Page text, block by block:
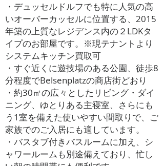
・デュッセルドルフでも特に人気の高
いオーバーカッセルに位置する、2015
年築の上質なレジデンス内の２LDKタ
イプのお部屋です。※現テナントより
システムキッチン買取可
・すぐ近くに遊技場のある公園、徒歩8
分程度でBelsenplatzの商店街どおり
・約30㎡の広々としたリビング・ダイ
ニング、ゆとりある主寝室、さらにも
う1室を備えた使いやすい間取りで、ご
家族でのご入居にも適しています。
・バスタブ付きバスルームに加え、シ
ャワールームも別途備えており、忙し